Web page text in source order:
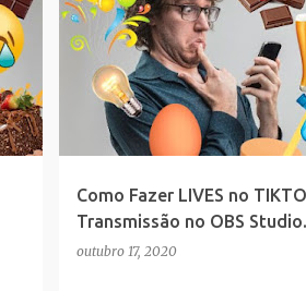
Como Fazer LIVES no
Transmissão no OBS Studio.
outubro 17, 2020